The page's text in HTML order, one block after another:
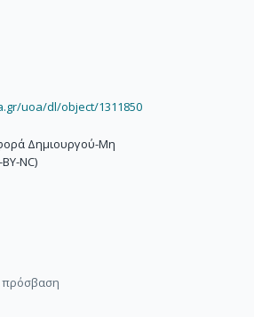
uoa/dl/object/1311850
Δημιουργού-Μη
NC)
πρόσβαση